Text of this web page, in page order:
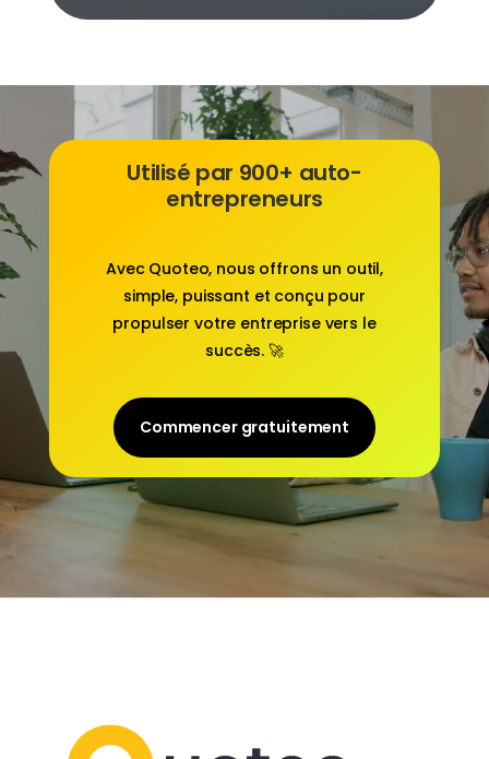
Utilisé par 900+ auto-
entrepreneurs
Avec Quoteo, nous offrons un outil,
simple, puissant et conçu pour
propulser votre entreprise vers le
succès. 🚀
Commencer gratuitement